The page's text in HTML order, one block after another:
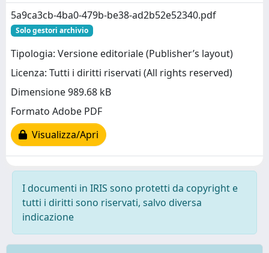
5a9ca3cb-4ba0-479b-be38-ad2b52e52340.pdf
Solo gestori archivio
Tipologia: Versione editoriale (Publisher’s layout)
Licenza: Tutti i diritti riservati (All rights reserved)
Dimensione 989.68 kB
Formato Adobe PDF
Visualizza/Apri
I documenti in IRIS sono protetti da copyright e
tutti i diritti sono riservati, salvo diversa
indicazione